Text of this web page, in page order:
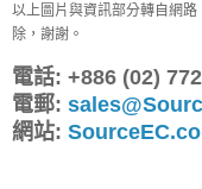
以上圖片與資訊部分轉自網
除，謝謝。
電話: +886 (02)
電郵:
網站: